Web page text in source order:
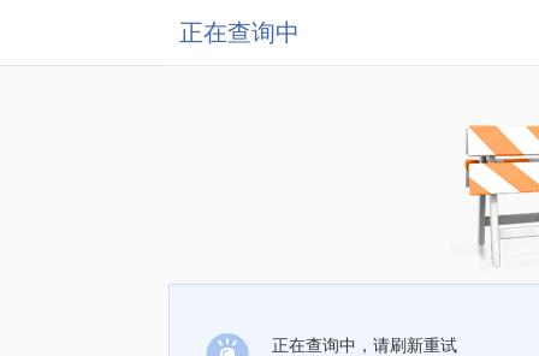
正在查询中
正在查询中，请刷新重试